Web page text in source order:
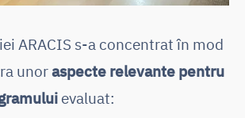
ARACIS s-a concentrat în mod
unoraspecte relevante pentru
evaluat: